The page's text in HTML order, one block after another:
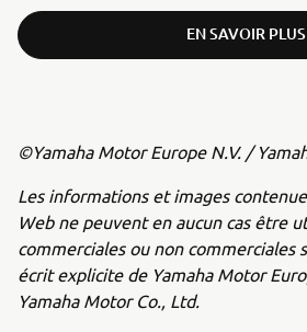
EN SAVOIR PLUS
©Yamaha Motor Europe N.V. /
Les informations et images
Web ne peuvent en aucun cas être
commerciales ou non commerciales
écrit explicite de Yamaha Motor
Yamaha Motor Co., Ltd.